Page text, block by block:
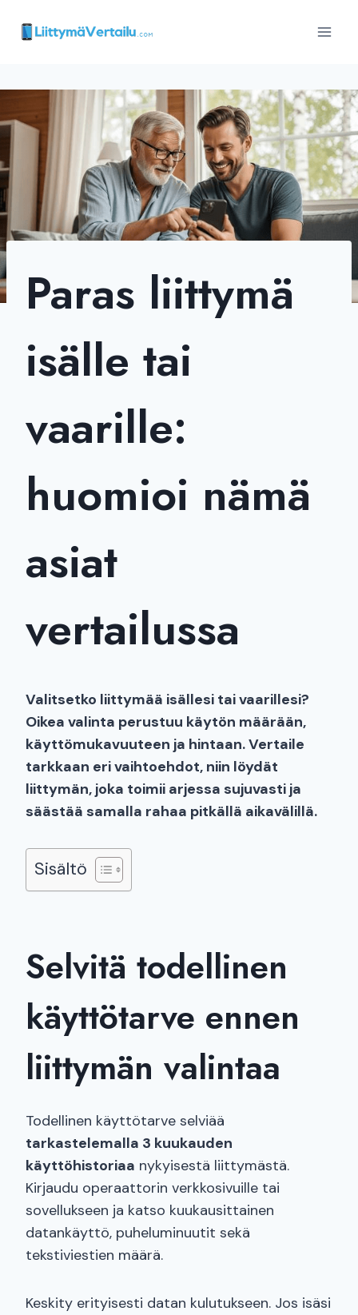
sisältöön
Paras liittymä
isälle tai
vaarille:
huomioi nämä
asiat
vertailussa
Valitsetko liittymää isällesi tai vaarillesi?
Oikea valinta perustuu käytön määrään,
käyttömukavuuteen ja hintaan. Vertaile
tarkkaan eri vaihtoehdot, niin löydät
liittymän, joka toimii arjessa sujuvasti ja
säästää samalla rahaa pitkällä aikavälillä.
Sisältö
Selvitä todellinen
käyttötarve ennen
liittymän valintaa
Todellinen käyttötarve selviää
tarkastelemalla 3 kuukauden
käyttöhistoriaa nykyisestä liittymästä.
Kirjaudu operaattorin verkkosivuille tai
sovellukseen ja katso kuukausittainen
datankäyttö, puheluminuutit sekä
tekstiviestien määrä.
Keskity erityisesti datan kulutukseen. Jos isäsi